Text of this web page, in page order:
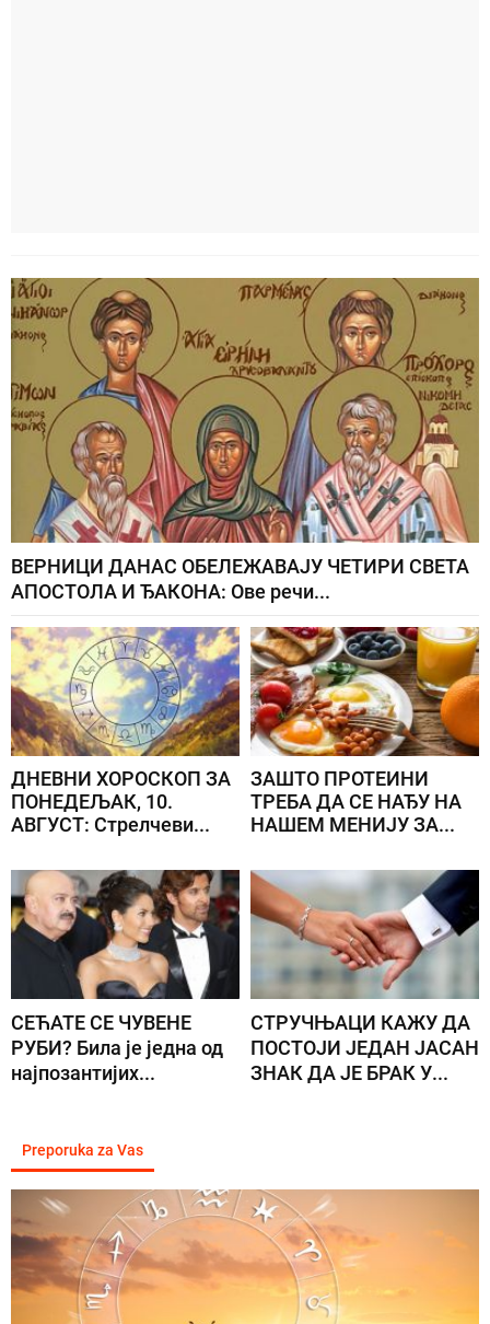
ВЕРНИЦИ ДАНАС ОБЕЛЕЖАВАЈУ ЧЕТИРИ СВЕТА
АПОСТОЛА И ЂАКОНА: Ове речи...
ДНЕВНИ ХОРОСКОП ЗА
ПОНЕДЕЉАК, 10.
АВГУСТ: Стрелчеви...
ЗАШТО ПРОТЕИНИ
ТРЕБА ДА СЕ НАЂУ НА
НАШЕМ МЕНИЈУ ЗА...
СЕЋАТЕ СЕ ЧУВЕНЕ
РУБИ? Била је једна од
најпозантијих...
СТРУЧЊАЦИ КАЖУ ДА
ПОСТОЈИ ЈЕДАН ЈАСАН
ЗНАК ДА ЈЕ БРАК У...
Preporuka za Vas